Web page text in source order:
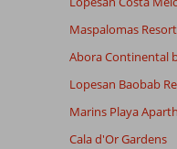
Maspalomas
Abora Continental
Lopesan Baobab
Marins Playa
Cala d'Or Gardens